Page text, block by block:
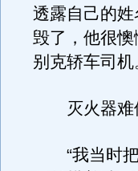
透露自己的
毁了，他很
别克轿车司机
灭火器难
“我当时把